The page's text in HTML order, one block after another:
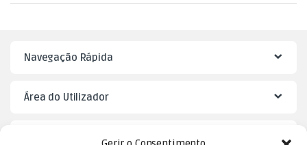
Navegação Rápida
Área do Utilizador